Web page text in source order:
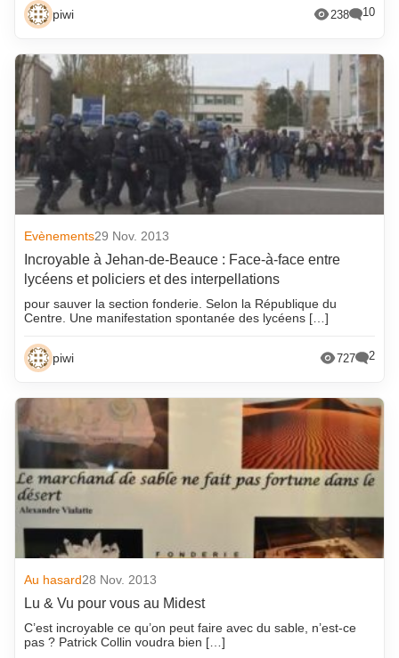
septembre 2022
juillet 2022
juin 2022
mai 2022
avril 2022
mars 2022
février 2022
janvier 2022
décembre 2021
novembre 2021
octobre 2021
septembre 2021
juin 2021
mai 2021
avril 2021
mars 2021
février 2021
janvier 2021
décembre 2020
novembre 2020
août 2014
juillet 2014
juin 2014
mai 2014
avril 2014
mars 2014
janvier 2014
décembre 2013
novembre 2013
juillet 2013
mai 2013
mars 2013
janvier 2013
décembre 2012
piwi 238 10
Evènements29 Nov. 2013
Incroyable à Jehan-de-Beauce : Face-à-face entre
lycéens et policiers et des interpellations
pour sauver la section fonderie. Selon la République du
Centre. Une manifestation spontanée des lycéens […]
piwi 727 2
Au hasard28 Nov. 2013
Lu & Vu pour vous au Midest
C’est incroyable ce qu’on peut faire avec du sable, n’est-ce
pas ? Patrick Collin voudra bien […]